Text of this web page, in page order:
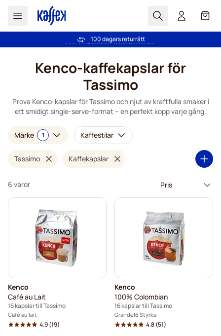
Sök Cart
Fri frakt över 499 kr
100 dagars returrätt
Kenco-kaffekapslar för
Tassimo
Prova Kenco-kapslar för Tassimo och njut av kraftfulla smaker i
ett smidigt single-serve-format – en perfekt kopp varje gång.
Märke 1 Kaffestilar
Tassimo Kaffekapslar
6 varor
Kenco
Café au Lait
16 kapslar till Tassimo
Café au lait
4.9(19)
Kenco
100% Colombian
16 kapslar till Tassimo
Grande 6 Styrka
4.8(51)